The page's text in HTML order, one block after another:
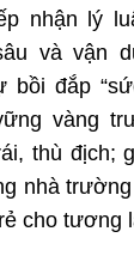
nhận lý
và vận
bồi đắp
vàng
thù địch;
nhà
cho tương